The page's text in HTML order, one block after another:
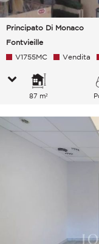
Principato Di Monaco
Fontvieille
V1755MC Vendita
87 m²